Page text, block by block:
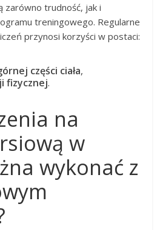
zarówno trudność, jak i
treningowego. Regularne
przynosi korzyści w postaci:
części ciała,
fizycznej.
na
w
wykonać z